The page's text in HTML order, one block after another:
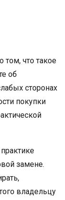
том, что такое
об
сторонах
покупки
замене.
владельцу